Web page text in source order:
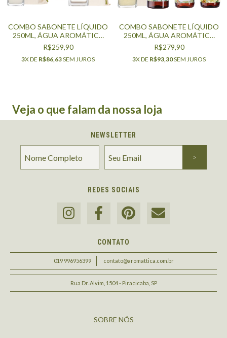
COMBO SABONETE LÍQUIDO
250ML, ÁGUA AROMÁTICA
500ML E DIFUSOR DE
AROMAS 200ML - FIGO
AMBARADO
R$259,90
3X DE R$86,63SEM JUROS
COMBO SABONETE LÍQUIDO
250ML, ÁGUA AROMÁTICA
500ML, HOME SPRAY 250ML,
REFIL SABONETE LÍQUIDO
250ML - VANILLA IMPERIAL
R$279,90
3X DE R$93,30SEM JUROS
Veja o que falam da nossa loja
NEWSLETTER
REDES SOCIAIS
CONTATO
019 996956399 contato@aromattica.com.br
Rua Dr. Alvim, 1504 - Piracicaba, SP
SOBRE NÓS